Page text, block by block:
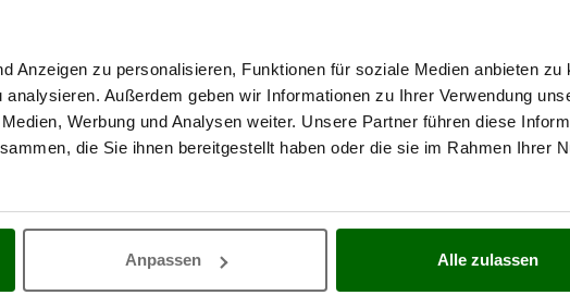
Anzeigen zu personalisieren, Funktionen für soziale Medien anbieten zu
Außerdem geben wir Informationen zu Ihrer Verwendung
Werbung und Analysen weiter. Unsere Partner führen diese
die Sie ihnen bereitgestellt haben oder die sie im Rahmen Ihrer
Anpassen Alle zulassen
mit Vorderradantrieb verwenden?
für die Pflege von Grasflächen mittlerer und großer Abmessungenkonfiguriert,
Manöver und Richtungswechsel erheblich, was ihn besonderseffizientin
dieser Modellewird nur bei erheblichen Steigungen abgeraten, wo ein
Betriebssituationen, die ein Gleichgewicht zwischen Leistung und
Benzinmotor
mit hohem Hubraum (≥160 cm³) ermöglichen eine
des Vorderradantriebs ermöglicht es, die Vorderseite leicht anzuheben, um den